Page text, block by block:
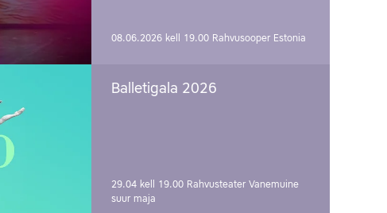
08.06.2026 kell 19.00 Rahvusooper Estonia
Balletigala 2026
29.04 kell 19.00 Rahvusteater Vanemuine
suur maja